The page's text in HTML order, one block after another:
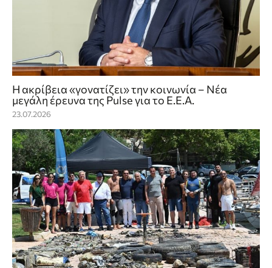
Η ακρίβεια «γονατίζει» την κοινωνία – Νέα
μεγάλη έρευνα της Pulse για το Ε.Ε.Α.
23.07.2026